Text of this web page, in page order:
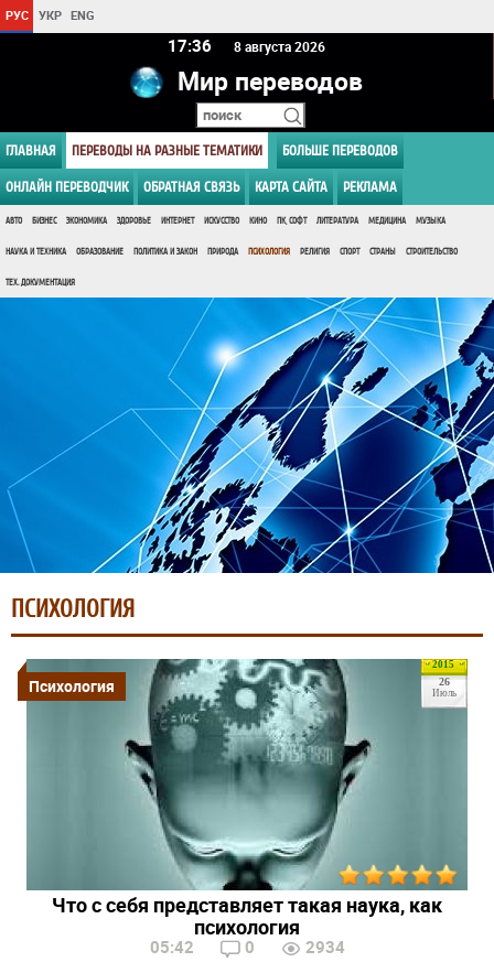
РУС УКР ENG
17 36 8 августа 2026
Мир переводов
ГЛАВНАЯ ПЕРЕВОДЫ НА РАЗНЫЕ ТЕМАТИКИ БОЛЬШЕ ПЕРЕВОДОВ
ОНЛАЙН ПЕРЕВОДЧИК ОБРАТНАЯ СВЯЗЬ КАРТА САЙТА РЕКЛАМА
АВТО БИЗНЕС ЭКОНОМИКА ЗДОРОВЬЕ ИНТЕРНЕТ ИСКУССТВО КИНО ПК, СОФТ ЛИТЕРАТУРА МЕДИЦИНА МУЗЫКА
НАУКА И ТЕХНИКА ОБРАЗОВАНИЕ ПОЛИТИКА И ЗАКОН ПРИРОДА ПСИХОЛОГИЯ РЕЛИГИЯ СПОРТ СТРАНЫ СТРОИТЕЛЬСТВО
ТЕХ. ДОКУМЕНТАЦИЯ
ПСИХОЛОГИЯ
2015
26
Июль
Психология
Что с себя представляет такая наука, как
психология
05:42 0 2934